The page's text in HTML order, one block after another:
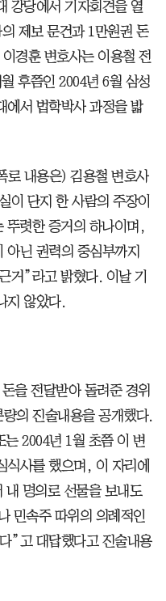
강당에서 기자회견을 열
제보 문건과 1만원권 돈
경훈 변호사는 이용철 전
후쯤인 2004년 6월 삼성
에서 법학박사 과정을 밟
로 내용은) 김용철 변호사
이 단지 한 사람의 주장이
뚜렷한 증거의 하나이며,
닌 권력의 중심부까지
거”라고 밝혔다. 이날 기
지 않았다.
을 전달받아 돌려준 경위
의 진술내용을 공개했다.
는 2004년 1월 초쯤 이 변
식사를 했으며, 이 자리에
내 명의로 선물을 보내도
민속주 따위의 의례적인
”고 대답했다고 진술내용